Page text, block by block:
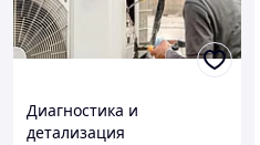
Диагностика и
детализация